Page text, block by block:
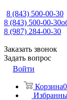
8 (843) 500-00-30
8 (843) 500-00-30
8 (987) 284-00-30
Заказать звонок
Задать вопрос
Войти
Корзина0